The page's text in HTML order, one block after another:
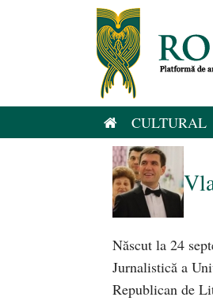
CULTURAL
Născut la 24
Jurnalistică a
Republican de